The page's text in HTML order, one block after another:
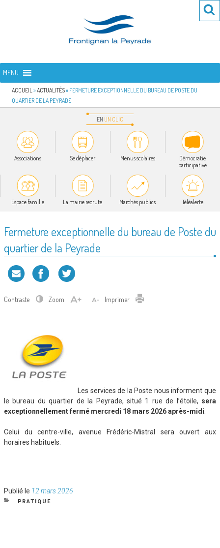
FRONTIGNAN LA PEYRADE
MENU
ACCUEIL »ACTUALITÉS» FERMETURE EXCEPTIONNELLE DU BUREAU DE POSTE DU
QUARTIER DE LA PEYRADE
EN UN CLIC
Associations Se déplacer Menus scolaires
Démocratie
participative
Espace famille La mairie recrute Marchés publics Téléalerte
Fermeture exceptionnelle du bureau de Poste du
quartier de la Peyrade
Contraste Zoom Imprimer
Les services de la Poste nous informent que
le bureau du quartier de la Peyrade, situé 1 rue de l’étoile, sera
exceptionnellement fermé mercredi 18 mars 2026 après-midi
Celui du centre-ville, avenue Frédéric-Mistral sera ouvert aux
horaires habituels.
Publié le Publié
le
12 mars 2026
CATÉGORIES
PRATIQUE